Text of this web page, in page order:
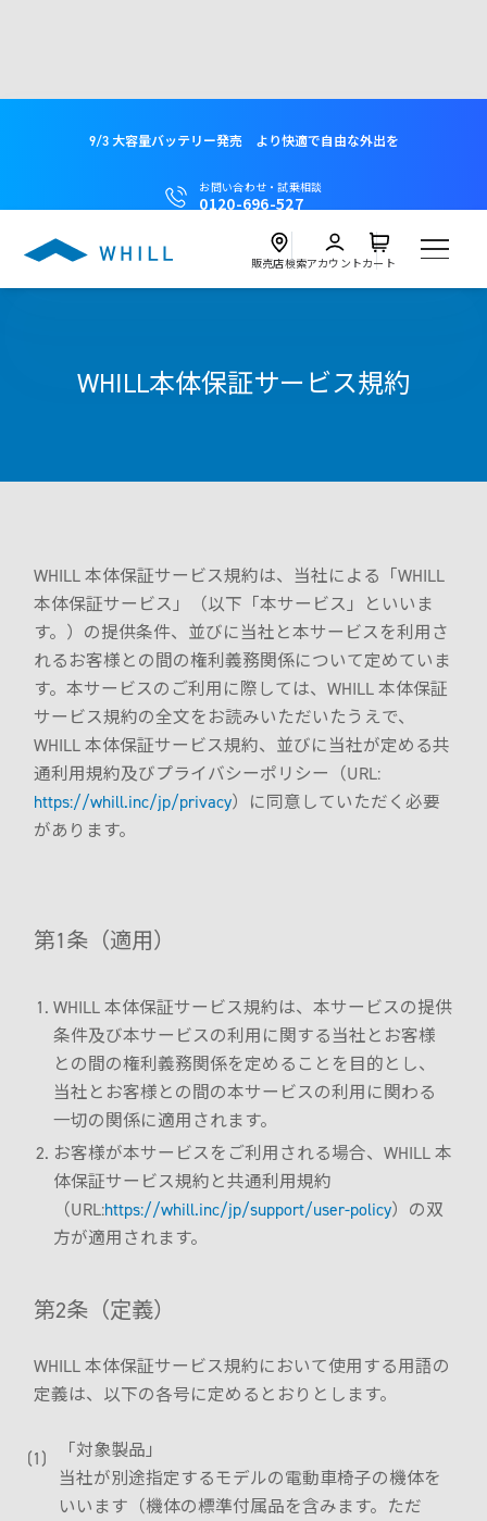
9/3 大容量バッテリー発売 より快適で自由な外出を
お問い合わせ・試乗相談
0120-696-527
Model R
Model S
有料サービス・アクセサリー
保険・ロードサービスなど
アクセサリー
モデルを比較する
レンタル
介護保険制度でレンタル
日単位でレンタル
月単位でレンタル
お出かけ先でレンタル
サポート
ご利用ガイド
有償サービス・オプション
分割払い
最適モデル診断
WHILL ID
アフターサービス・修理
ウィル直販のサービス
施設導入
施設への導入を検討
サービス概要
提供プラン
導入事例
研究向け
研究モデルを検討
販売店検索アカウントカート
WHILL本体保証サービス規約
WHILL 本体保証サービス規約は、当社による「WHILL
本体保証サービス」（以下「本サービス」といいま
す。）の提供条件、並びに当社と本サービスを利用さ
れるお客様との間の権利義務関係について定めていま
す。本サービスのご利用に際しては、WHILL 本体保証
サービス規約の全文をお読みいただいたうえで、
WHILL 本体保証サービス規約、並びに当社が定める共
通利用規約及びプライバシーポリシー（URL:
https://whill.inc/jp/privacy）に同意していただく必要
があります。
第1条（適用）
WHILL 本体保証サービス規約は、本サービスの提供
条件及び本サービスの利用に関する当社とお客様
との間の権利義務関係を定めることを目的とし、
当社とお客様との間の本サービスの利用に関わる
一切の関係に適用されます。
お客様が本サービスをご利用される場合、WHILL 本
体保証サービス規約と共通利用規約
（URL:https://whill.inc/jp/support/user-policy）の双
方が適用されます。
第2条（定義）
WHILL 本体保証サービス規約において使用する用語の
定義は、以下の各号に定めるとおりとします。
「対象製品」
当社が別途指定するモデルの電動車椅子の機体を
いいます（機体の標準付属品を含みます。ただ